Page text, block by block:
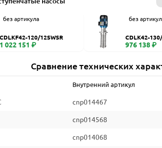
без артикула
CDLKF42-120/12SWSR
1 022 151 ₽
без
CDLK42-
976 138 ₽
Сравнение технических
Внутренний артикул
cnp014467
cnp014568
cnp014068